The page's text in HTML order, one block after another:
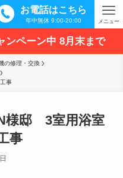
お電話はこちら
年中無休 9:00-20:00 メニュー
ンペーン中 8月末まで
の修理・交換
事
様邸 3室用浴室
事